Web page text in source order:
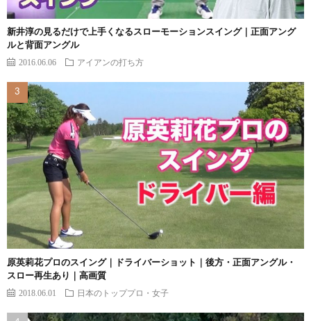
新井淳の見るだけで上手くなるスローモーションスイング｜正面アング
ルと背面アングル
2016.06.06 アイアンの打ち方
原英莉花プロのスイング｜ドライバーショット｜後方・正面アングル・
スロー再生あり｜高画質
2018.06.01 日本のトッププロ・女子